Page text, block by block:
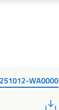
WA0000